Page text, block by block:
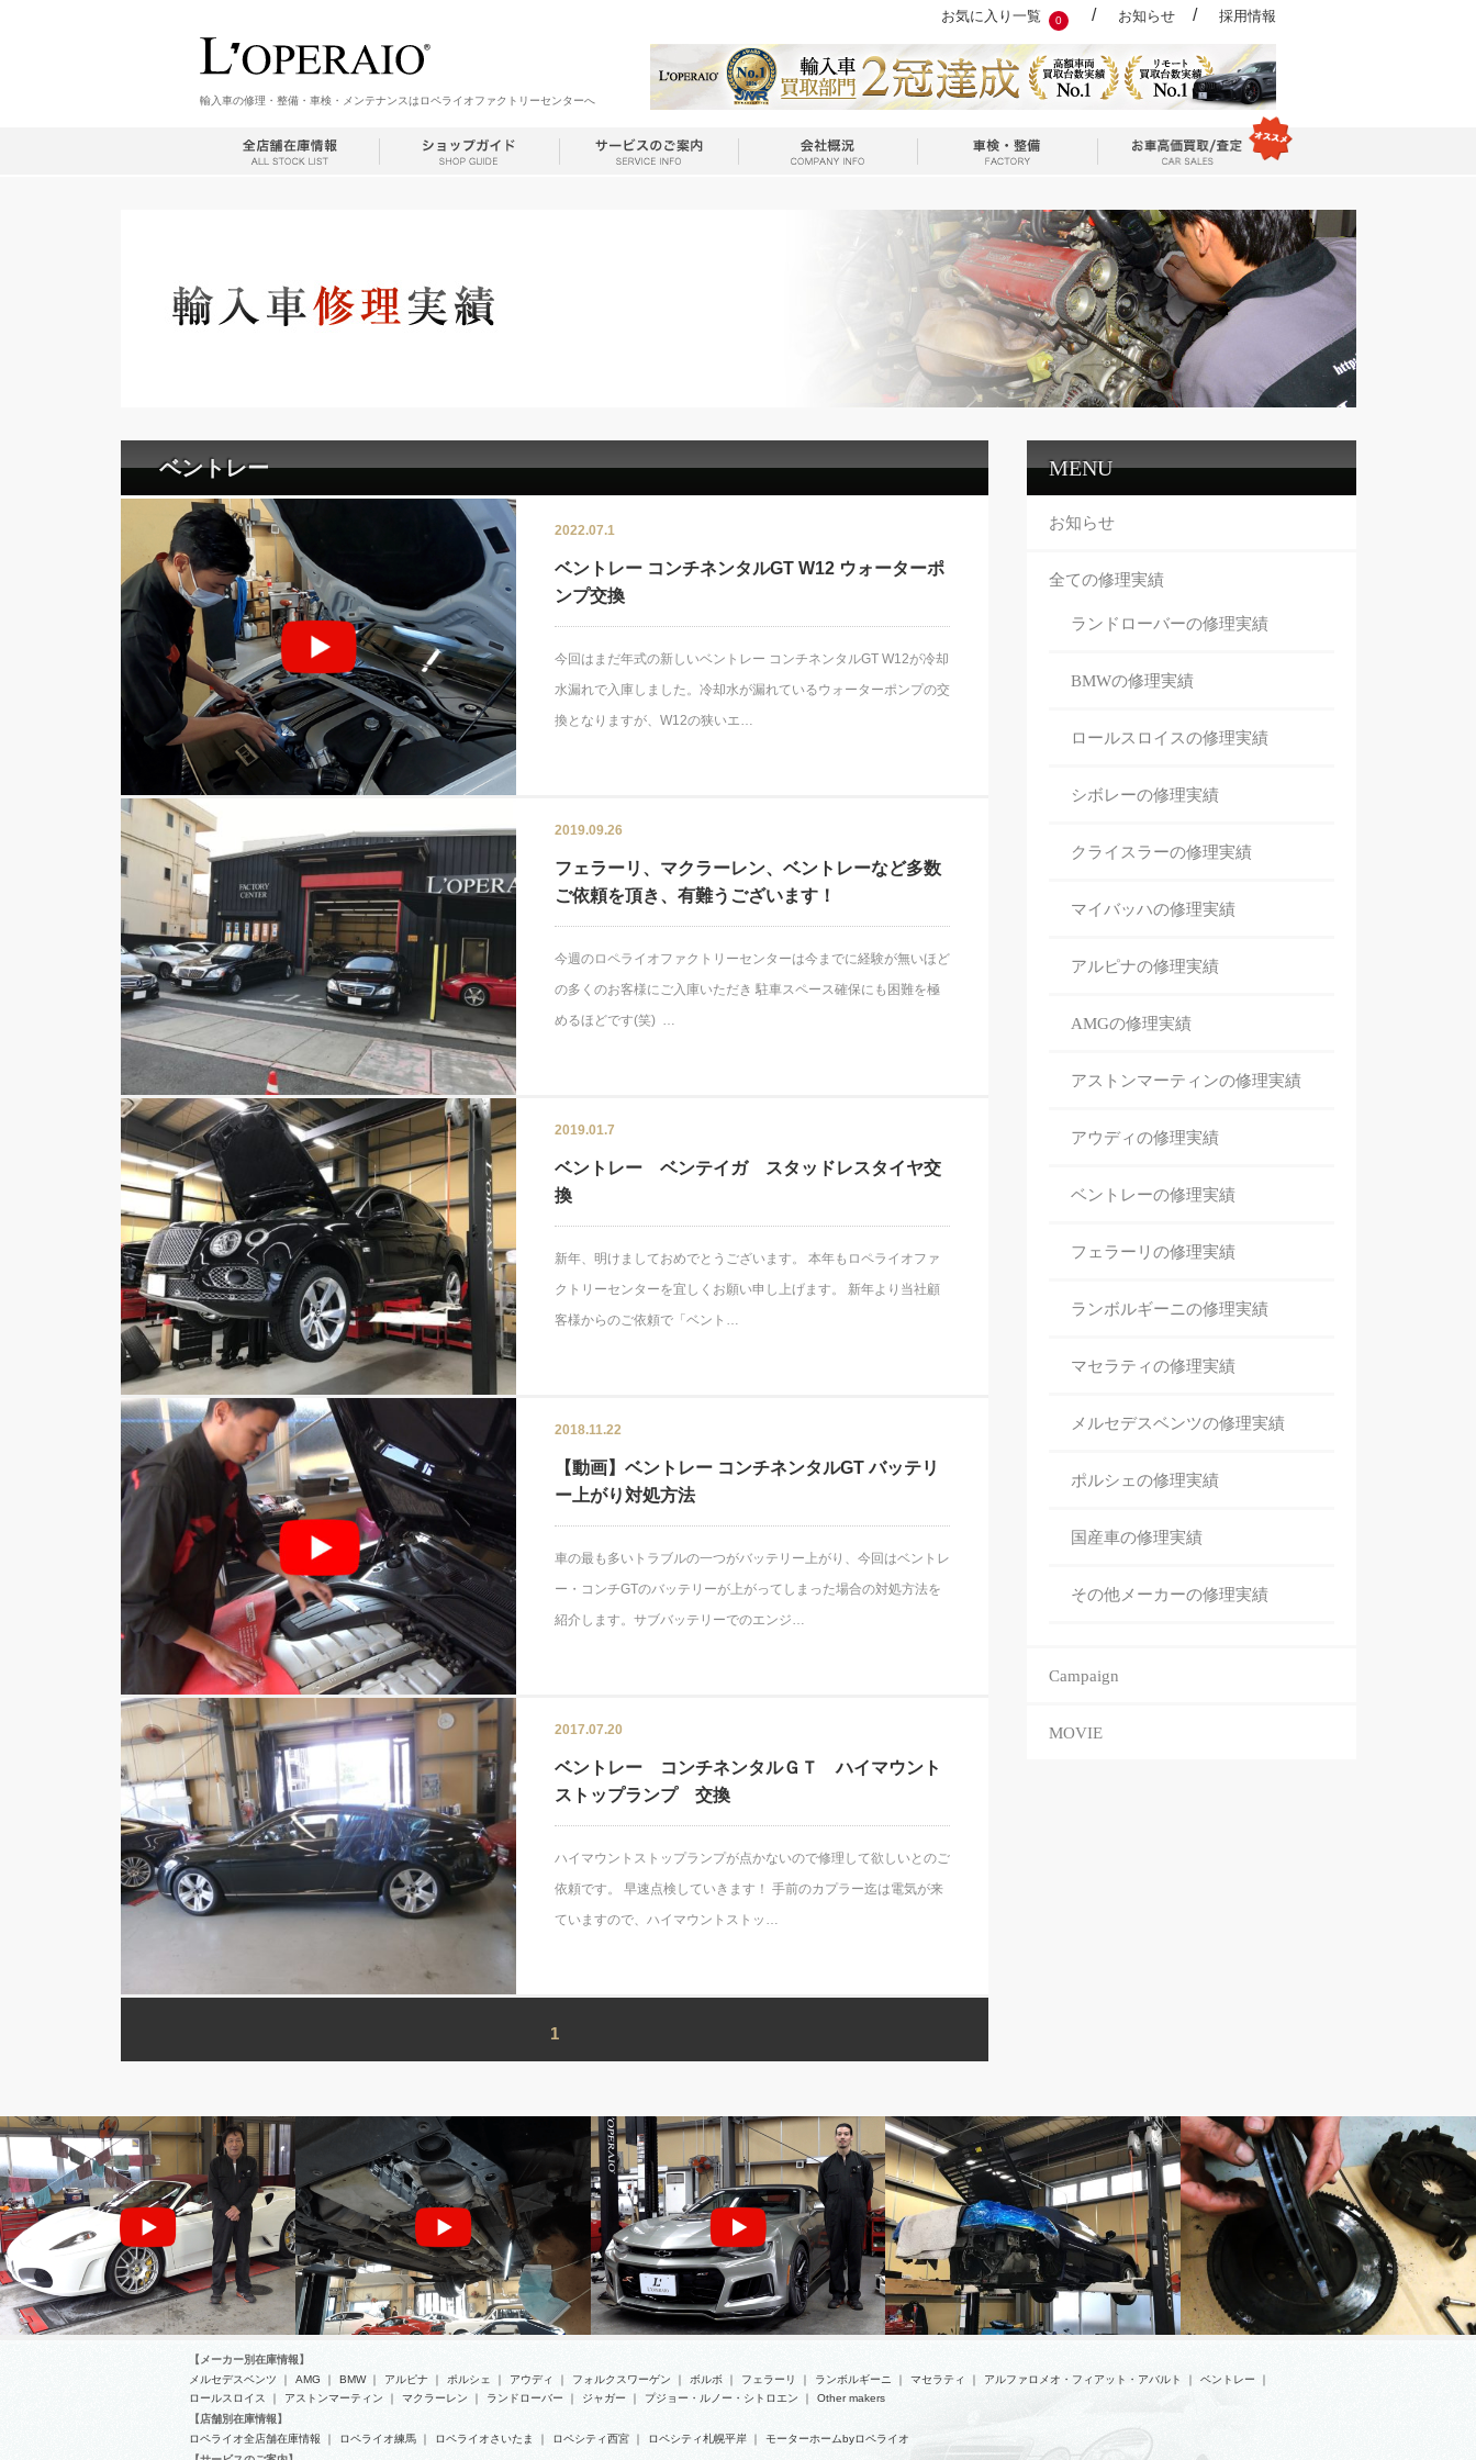
お気に入り一覧 0 / お知らせ / 採用情報
輸入車の修理・整備・車検・メンテナンスはロペライオファクトリーセンターへ
ベントレー
2022.07.1
ベントレー コンチネンタルGT W12 ウォーターポ
ンプ交換
今回はまだ年式の新しいベントレー コンチネンタルGT W12が冷却
水漏れで入庫しました。冷却水が漏れているウォーターポンプの交
換となりますが、W12の狭いエ…
2019.09.26
フェラーリ、マクラーレン、ベントレーなど多数
ご依頼を頂き、有難うございます！
今週のロペライオファクトリーセンターは今までに経験が無いほど
の多くのお客様にご入庫いただき 駐車スペース確保にも困難を極
めるほどです(笑) …
2019.01.7
ベントレー ベンテイガ スタッドレスタイヤ交
換
新年、明けましておめでとうございます。 本年もロペライオファ
クトリーセンターを宜しくお願い申し上げます。 新年より当社顧
客様からのご依頼で「ベント…
2018.11.22
【動画】ベントレー コンチネンタルGT バッテリ
ー上がり対処方法
車の最も多いトラブルの一つがバッテリー上がり、今回はベントレ
ー・コンチGTのバッテリーが上がってしまった場合の対処方法を
紹介します。サブバッテリーでのエンジ…
2017.07.20
ベントレー コンチネンタルＧＴ ハイマウント
ストップランプ 交換
ハイマウントストップランプが点かないので修理して欲しいとのご
依頼です。 早速点検していきます！ 手前のカプラー迄は電気が来
ていますので、ハイマウントストッ…
1
MENU
お知らせ
全ての修理実績
ランドローバーの修理実績
BMWの修理実績
ロールスロイスの修理実績
シボレーの修理実績
クライスラーの修理実績
マイバッハの修理実績
アルピナの修理実績
AMGの修理実績
アストンマーティンの修理実績
アウディの修理実績
ベントレーの修理実績
フェラーリの修理実績
ランボルギーニの修理実績
マセラティの修理実績
メルセデスベンツの修理実績
ポルシェの修理実績
国産車の修理実績
その他メーカーの修理実績
Campaign
MOVIE
フェラーリ F430 F1 リバーススイッチ交 マセラティ グラントゥーリズモ オイル シボレー カマロ ZL1 コンバーチブル エ フェラーリ Ｆ３５５スパイダー タイ
【メーカー別在庫情報】
メルセデスベンツ ｜ AMG ｜ BMW｜ アルピナ ｜ ポルシェ ｜ アウディ ｜ フォルクスワーゲン ｜ ボルボ ｜ フェラーリ ｜ ランボルギーニ ｜ マセラティ ｜ アルファロメオ・フィアット・アバルト ｜ ベントレー ｜
ロールスロイス
｜ アストンマーティン ｜ マクラーレン ｜ ランドローバー ｜ ジャガー ｜ プジョー・ルノー・シトロエン ｜
Other makers
【店舗別在庫情報】
ロペライオ全店舗在庫情報 ｜ ロペライオ練馬 ｜ ロペライオさいたま ｜ ロペシティ西宮 ｜ ロペシティ札幌平岸 ｜
モーターホームbyロペライオ